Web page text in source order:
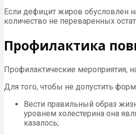
Если дефицит жиров обусловлен
количество не переваренных
Профилактика
Профилактические мероприятия,
Для того, чтобы не допустить
Вести правильный образ
уровнем холестерина она
казалось;